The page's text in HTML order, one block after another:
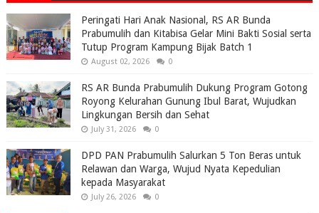
Peringati Hari Anak Nasional, RS AR Bunda
Prabumulih dan Kitabisa Gelar Mini Bakti Sosial serta
Tutup Program Kampung Bijak Batch 1
August 02, 2026 0
RS AR Bunda Prabumulih Dukung Program Gotong
Royong Kelurahan Gunung Ibul Barat, Wujudkan
Lingkungan Bersih dan Sehat
July 31, 2026 0
DPD PAN Prabumulih Salurkan 5 Ton Beras untuk
Relawan dan Warga, Wujud Nyata Kepedulian
kepada Masyarakat
July 26, 2026 0